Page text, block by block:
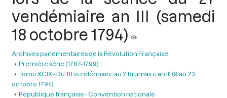
vendémiaire an III (samedi
18 octobre 1794)
Archives parlementaires de la Révolution Française
Première série (1787-1799)
Tome XCIX - Du 18 vendémiaire au 2 brumaire an III (9 au 23
octobre 1794)
République française - Convention nationale